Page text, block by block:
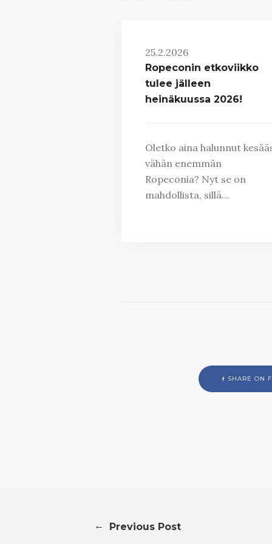
25.2.2026
Ropeconin etkoviikko
tulee jälleen
heinäkuussa 2026!
Oletko aina halunnut
vähän enemmän
Ropeconia? Nyt se on
mahdollista, sillä…
SHARE ON
← Previous Post